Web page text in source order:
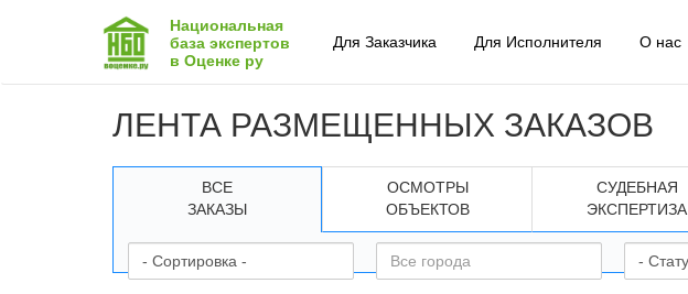
Национальная
база экспертов
в Оценке ру
Для Заказчика Для Исполнителя О нас
ЛЕНТА РАЗМЕЩЕННЫХ ЗАКАЗОВ
ВСЕ
ЗАКАЗЫ
ОСМОТРЫ
ОБЪЕКТОВ
СУДЕБНАЯ
ЭКСПЕРТИЗА